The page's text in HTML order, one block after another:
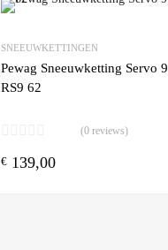
SNEEUWKETTINGEN
Pewag Sneeuwketting Servo 9
RS9 62
(0 reviews)
€ 139,00